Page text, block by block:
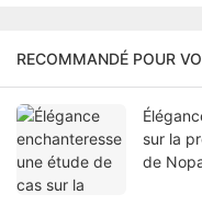
RECOMMANDÉ POUR
sur la
de